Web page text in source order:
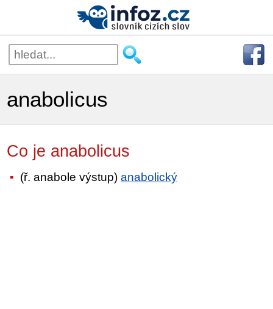
anabolicus
Co je anabolicus
(ř. anabole výstup)anabolický